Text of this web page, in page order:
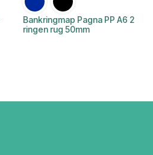
Bankringmap Pagna PP A6 2
ringen rug 50mm